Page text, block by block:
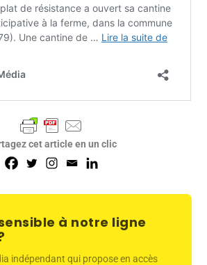
cet article en un clic
à notre ligne
indépendant qui propose en accès